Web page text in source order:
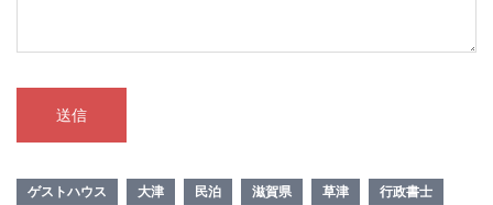
ゲストハウス 大津 民泊 滋賀県 草津
行政書士